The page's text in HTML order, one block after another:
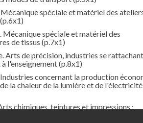
spéciale et matériel des
(p.6x1)
Mécanique spéciale et matériel des
de tissus (p.7x1)
Arts de précision, industries se
l'enseignement(p.8x1)
Industries concernant la production
la chaleur de la lumière et de l'électricité
chimiques, teintures et impressions ;